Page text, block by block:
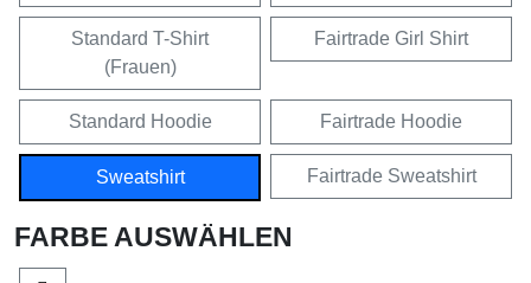
Standard T-Shirt
(Frauen)
Fairtrade Girl Shirt
Standard Hoodie Fairtrade Hoodie
Sweatshirt Fairtrade Sweatshirt
FARBE AUSWÄHLEN